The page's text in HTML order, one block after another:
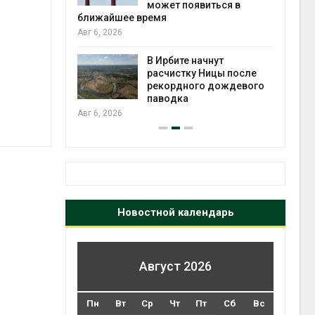
может появиться в
ближайшее время
Авг 6, 2026
В Ирбите начнут
расчистку Ницы после
рекордного дождевого
паводка
Авг 6, 2026
Новостной календарь
Август 2026
Пн Вт Ср Чт Пт Сб Вс